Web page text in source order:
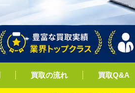
買取の流れ 買取Q&A